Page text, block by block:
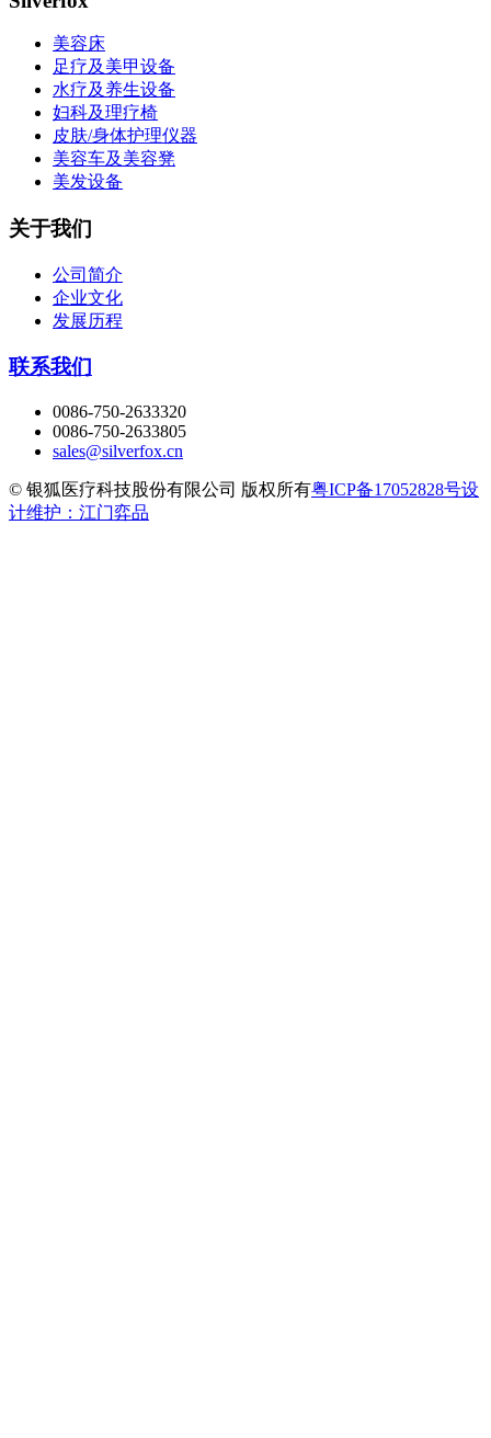
美容床
足疗及美甲设备
水疗及养生设备
妇科及理疗椅
皮肤/身体护理仪器
美容车及美容凳
美发设备
关于我们
公司简介
企业文化
发展历程
联系我们
0086-750-2633320
0086-750-2633805
sales@silverfox.cn
© 银狐医疗科技股份有限公司 版权所有粤ICP备17052828号设
计维护：江门弈品